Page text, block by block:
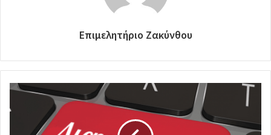
Επιμελητήριο Ζακύνθου